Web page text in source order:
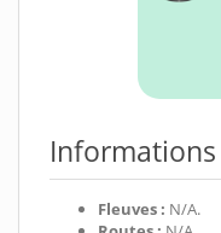
Informations
Fleuves : N/A.